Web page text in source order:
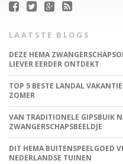
LAATSTE BLOGS
DEZE HEMA
LIEVER EERDER ONTDEKT
TOP 5 BESTE LANDAL
ZOMER
VAN TRADITIONELE GIPSBUIK
ZWANGERSCHAPSBEELDJE
DIT HEMA BUITENSPEELGOED
NEDERLANDSE TUINEN